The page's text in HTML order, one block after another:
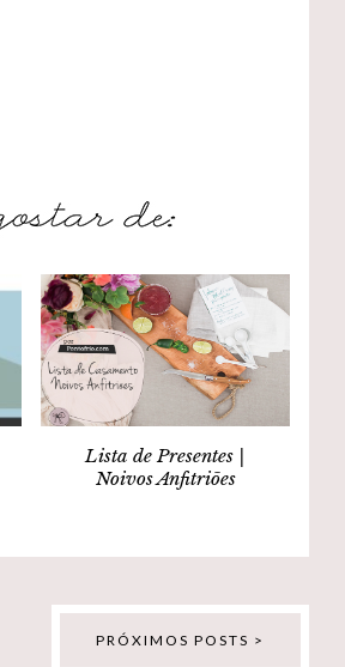
Lista de Presentes |
Noivos Anfitriões
PRÓXIMOS POSTS >